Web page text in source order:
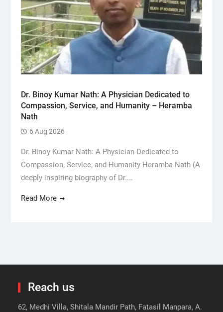
Dr. Binoy Kumar Nath: A Physician Dedicated to
Compassion, Service, and Humanity – Heramba
Nath
6 Aug 2026
Dr. Binoy Kumar Nath: A Physician Dedicated to
Compassion, Service, and Humanity Heramba Nath (A
deeply inspiring biography of Dr....
Read More
Reach us
62, Medhi Villa, Shitala Mandir Path, Fatasil Manpara, A.